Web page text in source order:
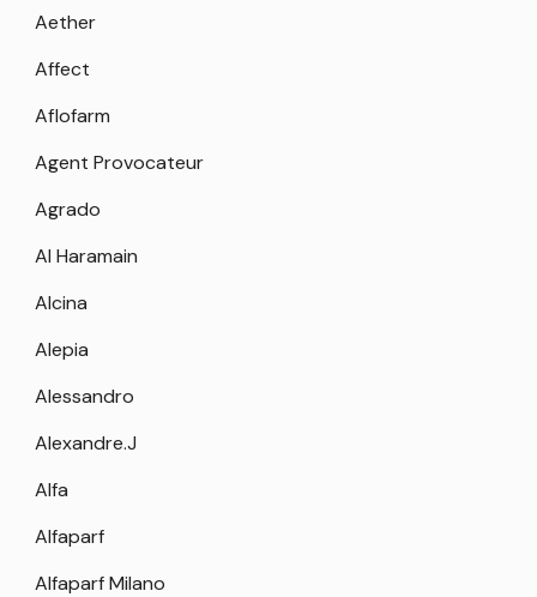
Aether
Affect
Aflofarm
Agent Provocateur
Agrado
Al Haramain
Alcina
Alepia
Alessandro
Alexandre.J
Alfa
Alfaparf
Alfaparf Milano